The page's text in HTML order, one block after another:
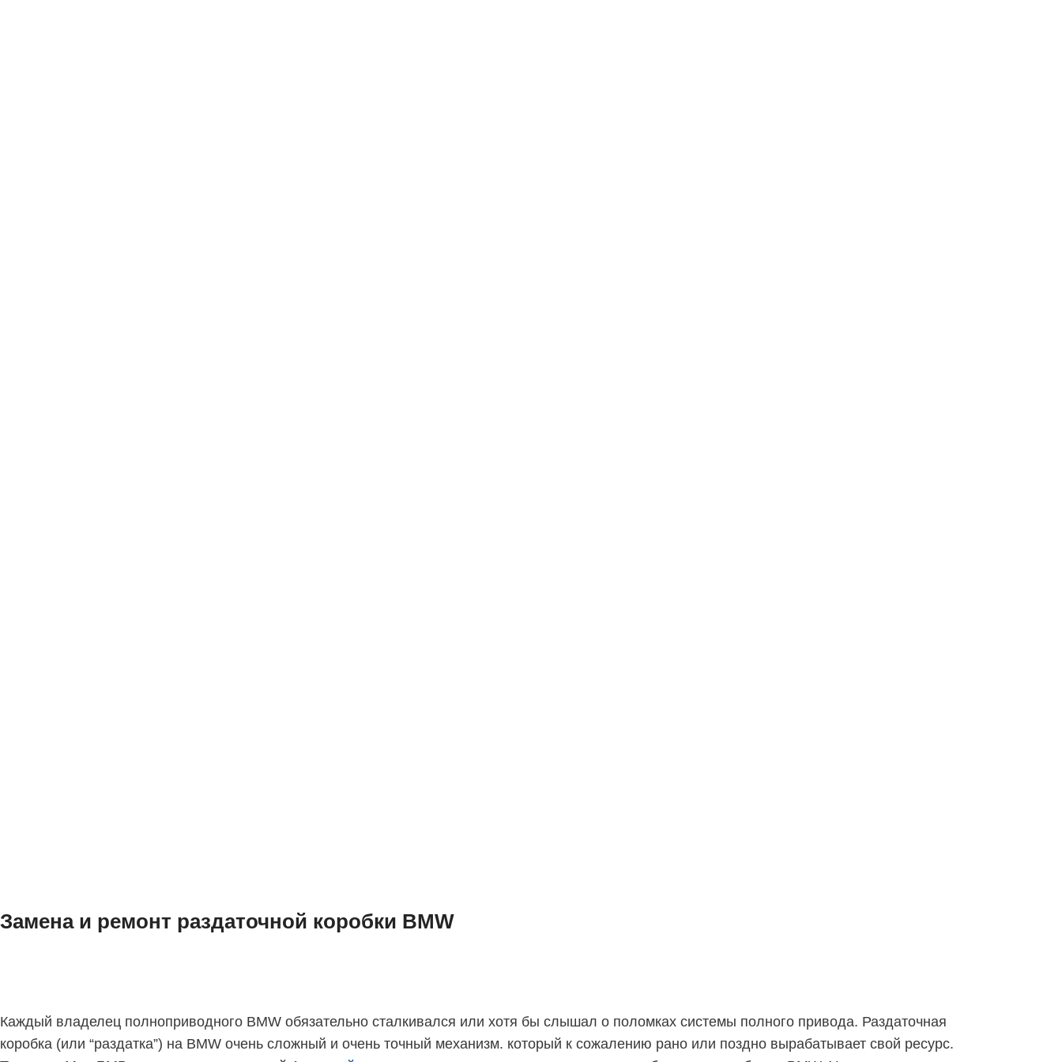
Замена и ремонт раздаточной коробки BMW
Каждый владелец полноприводного BMW обязательно сталкивался или хотя бы слышал о поломках системы полного привода. Раздаточная
коробка (или “раздатка”) на BMW очень сложный и очень точный механизм. который к сожалению рано или поздно вырабатывает свой ресурс.